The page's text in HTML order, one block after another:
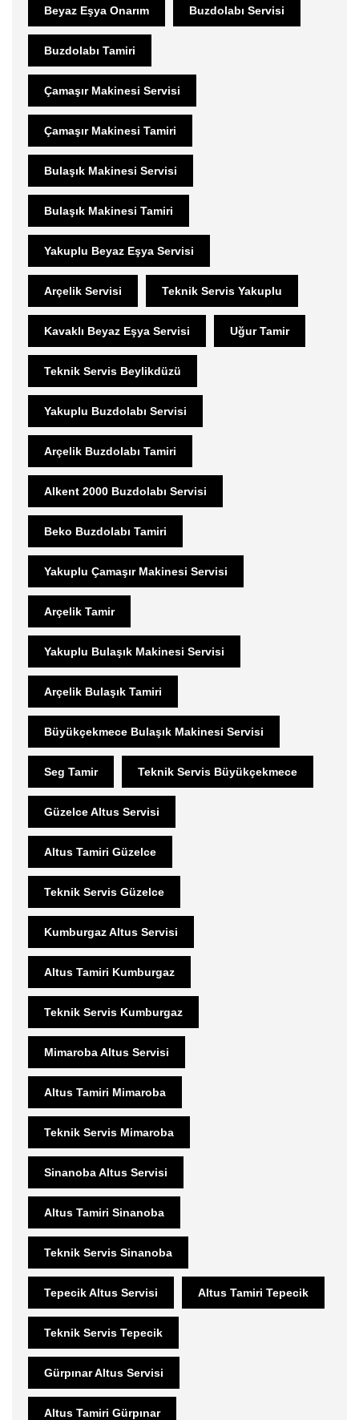
Beyaz Eşya Onarım Buzdolabı Servisi
Buzdolabı Tamiri
Çamaşır Makinesi Servisi
Çamaşır Makinesi Tamiri
Bulaşık Makinesi Servisi
Bulaşık Makinesi Tamiri
Yakuplu Beyaz Eşya Servisi
Arçelik Servisi Teknik Servis Yakuplu
Kavaklı Beyaz Eşya Servisi Uğur Tamir
Teknik Servis Beylikdüzü
Yakuplu Buzdolabı Servisi
Arçelik Buzdolabı Tamiri
Alkent 2000 Buzdolabı Servisi
Beko Buzdolabı Tamiri
Yakuplu Çamaşır Makinesi Servisi
Arçelik Tamir
Yakuplu Bulaşık Makinesi Servisi
Arçelik Bulaşık Tamiri
Büyükçekmece Bulaşık Makinesi Servisi
Seg Tamir Teknik Servis Büyükçekmece
Güzelce Altus Servisi
Altus Tamiri Güzelce
Teknik Servis Güzelce
Kumburgaz Altus Servisi
Altus Tamiri Kumburgaz
Teknik Servis Kumburgaz
Mimaroba Altus Servisi
Altus Tamiri Mimaroba
Teknik Servis Mimaroba
Sinanoba Altus Servisi
Altus Tamiri Sinanoba
Teknik Servis Sinanoba
Tepecik Altus Servisi Altus Tamiri Tepecik
Teknik Servis Tepecik
Gürpınar Altus Servisi
Altus Tamiri Gürpınar